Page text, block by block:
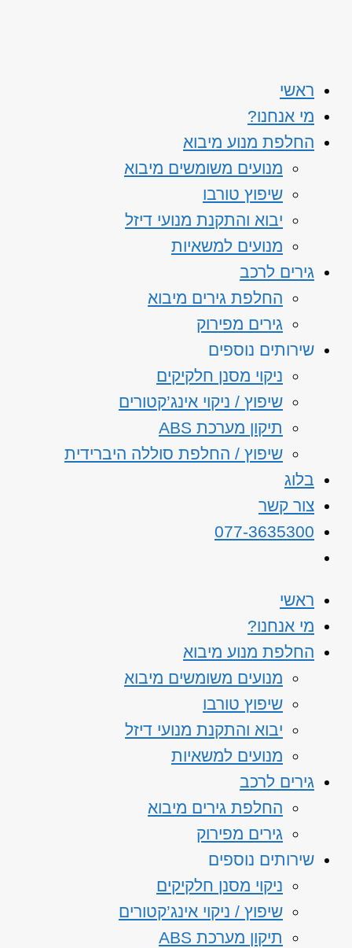
ראשי
מי אנחנו?
החלפת מנוע מיבוא
מנועים משומשים מיבוא
שיפוץ טורבו
יבוא והתקנת מנועי דיזל
מנועים למשאיות
גירים לרכב
החלפת גירים מיבוא
גירים מפירוק
שירותים נוספים
ניקוי מסנן חלקיקים
שיפוץ / ניקוי אינג’קטורים
תיקון מערכת ABS
שיפוץ / החלפת סוללה היברידית
בלוג
צור קשר
077-3635300
ראשי
מי אנחנו?
החלפת מנוע מיבוא
מנועים משומשים מיבוא
שיפוץ טורבו
יבוא והתקנת מנועי דיזל
מנועים למשאיות
גירים לרכב
החלפת גירים מיבוא
גירים מפירוק
שירותים נוספים
ניקוי מסנן חלקיקים
שיפוץ / ניקוי אינג’קטורים
תיקון מערכת ABS